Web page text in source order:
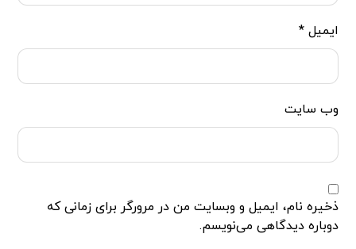
ایمیل*
وب‌ سایت
ذخیره نام، ایمیل و وبسایت من در مرورگر برای زمانی که
دوباره دیدگاهی می‌نویسم.